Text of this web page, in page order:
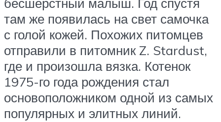
там же появилась на свет самочка
с голой кожей. Похожих питомцев
отправили в питомник Z. Stardust,
где и произошла вязка. Котенок
1975-го года рождения стал
основоположником одной из самых
популярных и элитных линий.